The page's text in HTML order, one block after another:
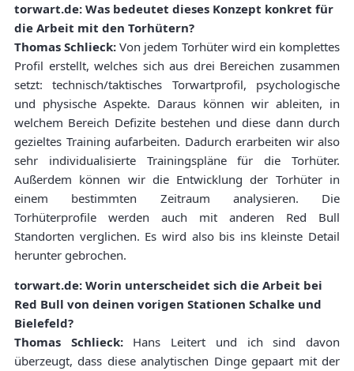
torwart.de: Was bedeutet dieses Konzept konkret für
die Arbeit mit den Torhütern?
Thomas Schlieck: Von jedem Torhüter wird ein komplettes
Profil erstellt, welches sich aus drei Bereichen zusammen
setzt: technisch/taktisches Torwartprofil, psychologische
und physische Aspekte. Daraus können wir ableiten, in
welchem Bereich Defizite bestehen und diese dann durch
gezieltes Training aufarbeiten. Dadurch erarbeiten wir also
sehr individualisierte Trainingspläne für die Torhüter.
Außerdem können wir die Entwicklung der Torhüter in
einem bestimmten Zeitraum analysieren. Die
Torhüterprofile werden auch mit anderen Red Bull
Standorten verglichen. Es wird also bis ins kleinste Detail
herunter gebrochen.
torwart.de: Worin unterscheidet sich die Arbeit bei
Red Bull von deinen vorigen Stationen Schalke und
Bielefeld?
Thomas Schlieck:Hans Leitert und ich sind davon
überzeugt, dass diese analytischen Dinge gepaart mit der